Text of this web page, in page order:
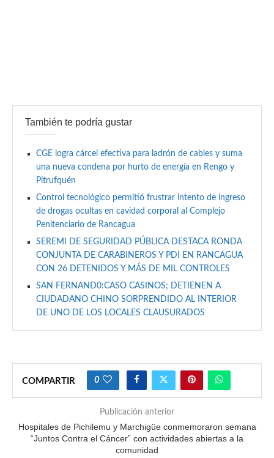
También te podría gustar
CGE logra cárcel efectiva para ladrón de cables y suma
una nueva condena por hurto de energía en Rengo y
Pitrufquén
Control tecnológico permitió frustrar intento de ingreso
de drogas ocultas en cavidad corporal al Complejo
Penitenciario de Rancagua
SEREMI DE SEGURIDAD PÚBLICA DESTACA RONDA
CONJUNTA DE CARABINEROS Y PDI EN RANCAGUA
CON 26 DETENIDOS Y MÁS DE MIL CONTROLES
SAN FERNAND0:CASO CASINOS; DETIENEN A
CIUDADANO CHINO SORPRENDIDO AL INTERIOR
DE UNO DE LOS LOCALES CLAUSURADOS
COMPARTIR 0
Publicación anterior
Hospitales de Pichilemu y Marchigüe conmemoraron semana
“Juntos Contra el Cáncer” con actividades abiertas a la
comunidad